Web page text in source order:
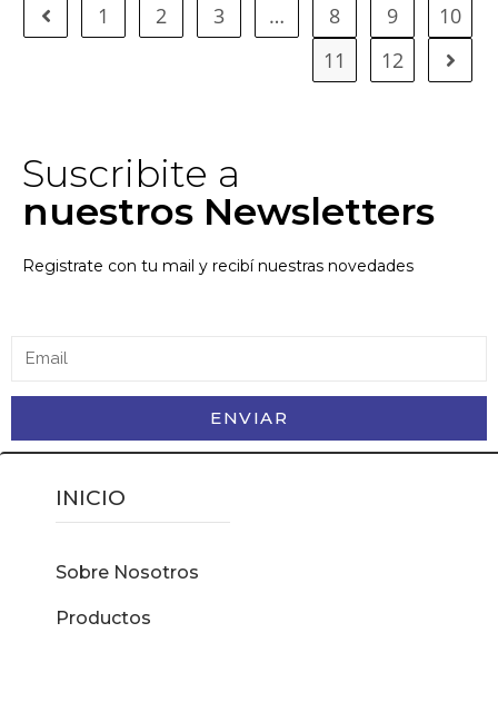
1 2 3 … 8 9
10
11
12
Suscribite a
nuestros Newsletters
Registrate con tu mail y recibí nuestras novedades
ENVIAR
INICIO
Sobre Nosotros
Productos